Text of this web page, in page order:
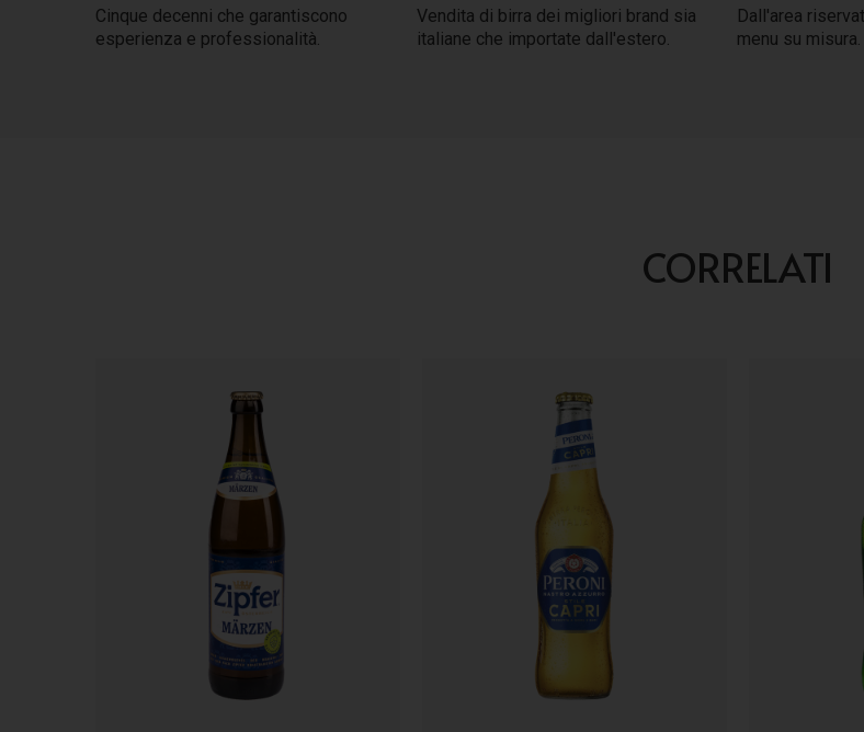
Cinque decenni che garantiscono
esperienza e professionalità.
Vendita di birra dei migliori brand sia
italiane che importate dall'estero.
Dall'area
menu su misura.
CORRELATI